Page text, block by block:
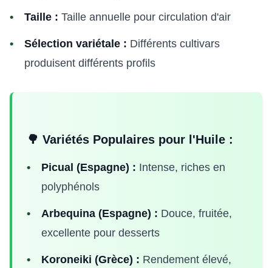
Taille : Taille annuelle pour circulation d'air
Sélection variétale : Différents cultivars
produisent différents profils
🌳 Variétés Populaires pour l'Huile :
Picual (Espagne) : Intense, riches en
polyphénols
Arbequina (Espagne) : Douce, fruitée,
excellente pour desserts
Koroneiki (Grèce) : Rendement élevé,